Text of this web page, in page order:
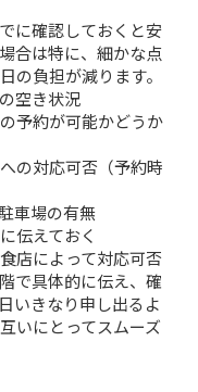
に確認しておくと安
合は特に、細かな点
の負担が減ります。
空き状況
予約が可能かどうか
の対応可否（予約時
車場の有無
伝えておく
店によって対応可否
で具体的に伝え、確
いきなり申し出るよ
いにとってスムーズ